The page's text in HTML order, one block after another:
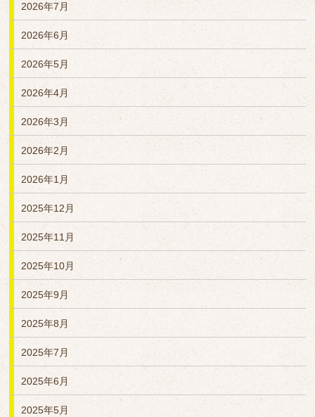
2026年7月
2026年6月
2026年5月
2026年4月
2026年3月
2026年2月
2026年1月
2025年12月
2025年11月
2025年10月
2025年9月
2025年8月
2025年7月
2025年6月
2025年5月